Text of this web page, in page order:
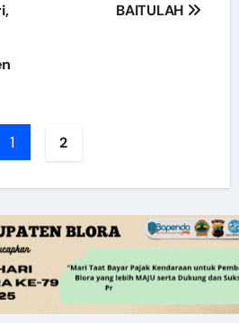
BAITULAH
1 2